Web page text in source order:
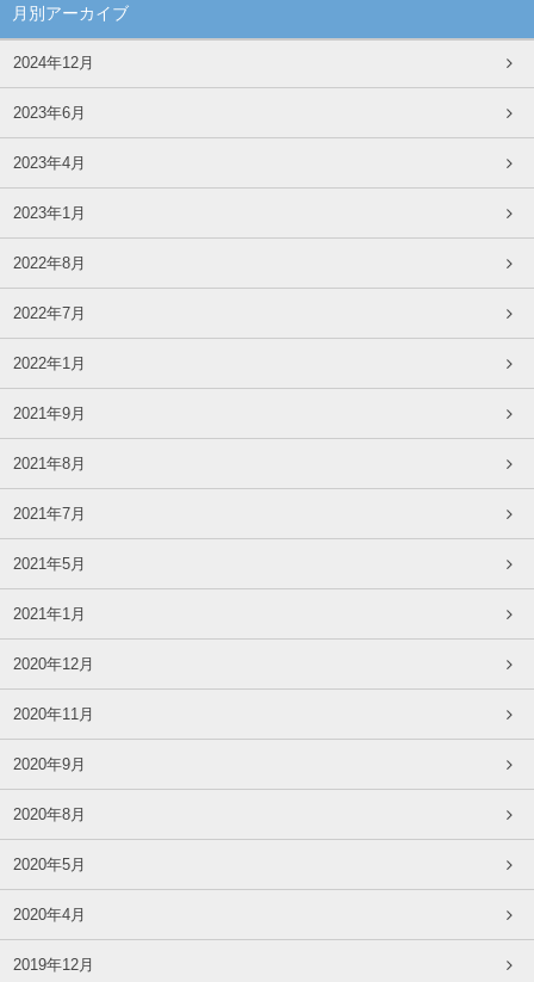
月別アーカイブ
2024年12月
2023年6月
2023年4月
2023年1月
2022年8月
2022年7月
2022年1月
2021年9月
2021年8月
2021年7月
2021年5月
2021年1月
2020年12月
2020年11月
2020年9月
2020年8月
2020年5月
2020年4月
2019年12月